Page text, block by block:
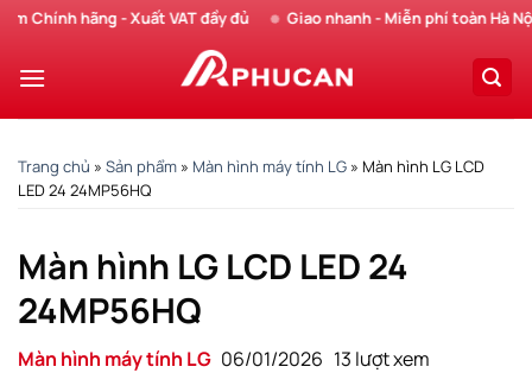
Chuyển
nội
hãng - Xuất VAT đầy đủ Giao nhanh - Miễn phí toàn Hà Nội
Trang chủ » Sản phẩm » Màn hình máy tính LG » Màn hình LG LCD
LED 24 24MP56HQ
Màn hình LG LCD LED 24
24MP56HQ
Màn hình máy tính LG 06/01/2026 13 lượt xem